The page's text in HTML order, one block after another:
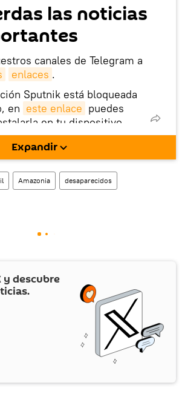
las noticias
canales de Telegram a
enlaces .
Sputnik está bloqueada
en este enlace puedes
en tu dispositivo
Android!).
una cuenta en la red
Expandir
Amazonia desaparecidos
y descubre